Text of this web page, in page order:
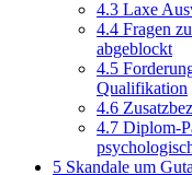
4.3 Laxe
4.4 Fragen
abgeblockt
4.5
Qualifikation
4.6
4.7 Diplom-
5 Skandale um